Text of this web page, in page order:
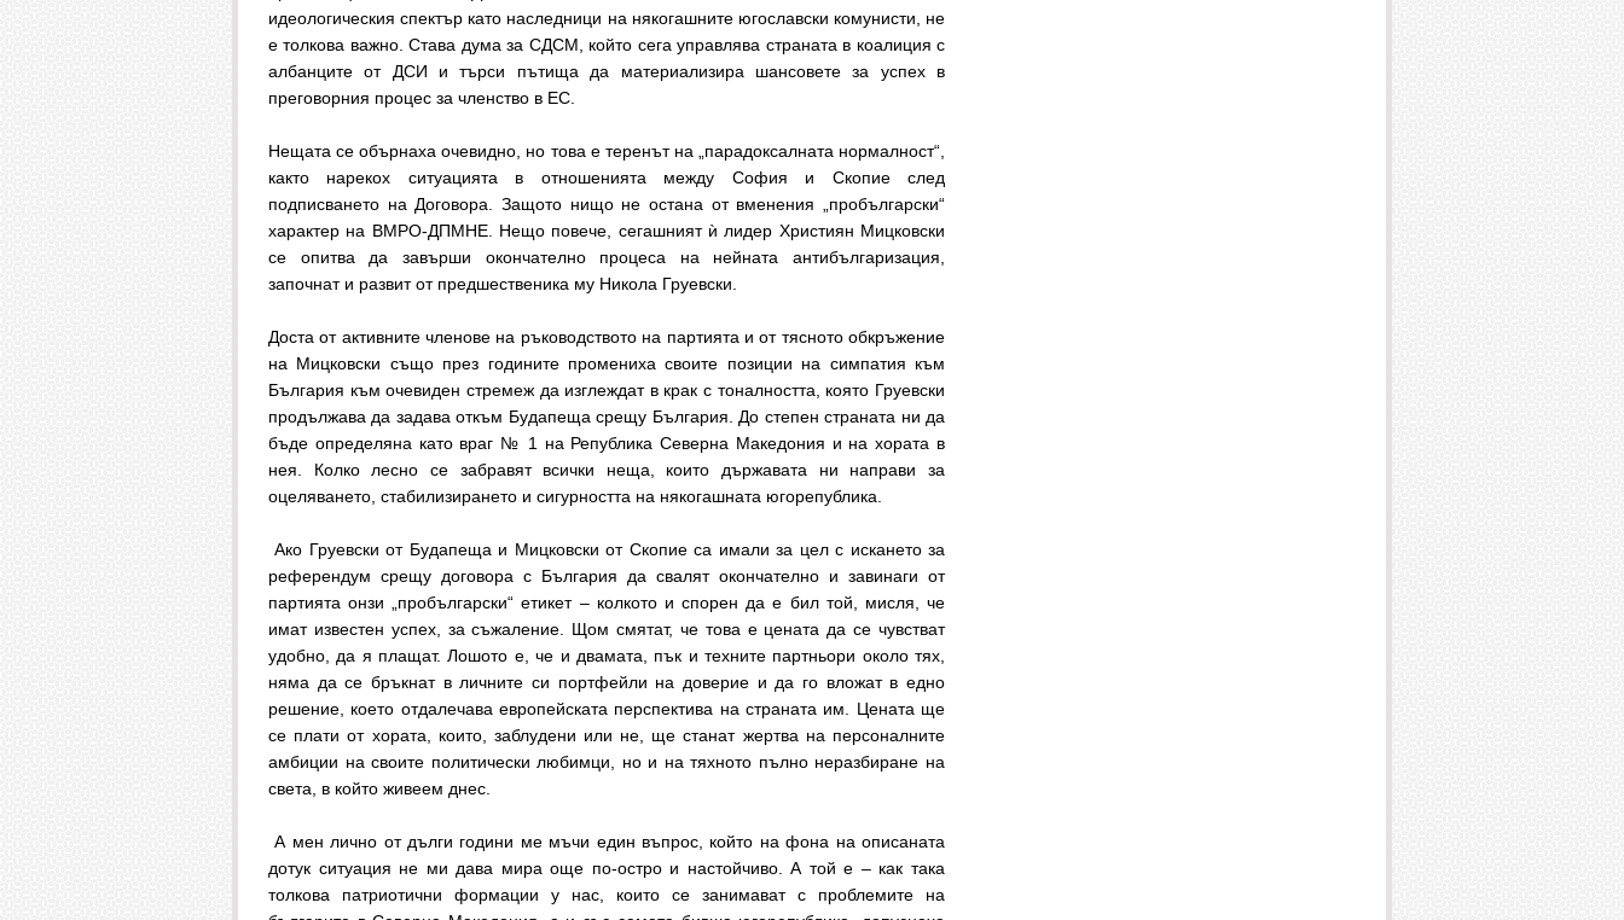
идеологическия спектър като наследници на някогашните югославски комунисти, не
е толкова важно. Става дума за СДСМ, който сега управлява страната в коалиция с
албанците от ДСИ и търси пътища да материализира шансовете за успех в
преговорния процес за членство в ЕС.
Нещата се обърнаха очевидно, но това е теренът на „парадоксалната нормалност“,
както нарекох ситуацията в отношенията между София и Скопие след
подписването на Договора. Защото нищо не остана от вменения „пробългарски“
характер на ВМРО-ДПМНЕ. Нещо повече, сегашният ѝ лидер Християн Мицковски
се опитва да завърши окончателно процеса на нейната антибългаризация,
започнат и развит от предшественика му Никола Груевски.
Доста от активните членове на ръководството на партията и от тясното обкръжение
на Мицковски също през годините промениха своите позиции на симпатия към
България към очевиден стремеж да изглеждат в крак с тоналността, която Груевски
продължава да задава откъм Будапеща срещу България. До степен страната ни да
бъде определяна като враг № 1 на Република Северна Македония и на хората в
нея. Колко лесно се забравят всички неща, които държавата ни направи за
оцеляването, стабилизирането и сигурността на някогашната югорепублика.
Ако Груевски от Будапеща и Мицковски от Скопие са имали за цел с искането за
референдум срещу договора с България да свалят окончателно и завинаги от
партията онзи „пробългарски“ етикет – колкото и спорен да е бил той, мисля, че
имат известен успех, за съжаление. Щом смятат, че това е цената да се чувстват
удобно, да я плащат. Лошото е, че и двамата, пък и техните партньори около тях,
няма да се бръкнат в личните си портфейли на доверие и да го вложат в едно
решение, което отдалечава европейската перспектива на страната им. Цената ще
се плати от хората, които, заблудени или не, ще станат жертва на персоналните
амбиции на своите политически любимци, но и на тяхното пълно неразбиране на
света, в който живеем днес.
А мен лично от дълги години ме мъчи един въпрос, който на фона на описаната
дотук ситуация не ми дава мира още по-остро и настойчиво. А той е – как така
толкова патриотични формации у нас, които се занимават с проблемите на